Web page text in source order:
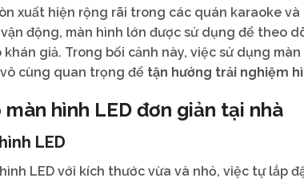
xuất hiện rộng rãi trong các quán karaoke và
vận động, màn hình lớn được sử dụng để theo
giả. Trong bối cảnh này, việc sử dụng
cùng quan trọng để tận hưởng trải nghiệm
hình LED đơn giản tại nhà
LED
LED với kích thước vừa và nhỏ, việc tự lắp